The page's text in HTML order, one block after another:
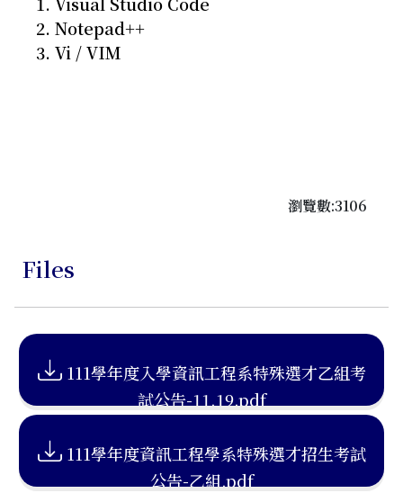
2. Notepad++
3. Vi / VIM
瀏覽數:3106
Files
111學年度入學資訊工程系特殊選才乙組考
試公告-11.19.pdf
111學年度資訊工程學系特殊選才招生考試
公告-乙組.pdf